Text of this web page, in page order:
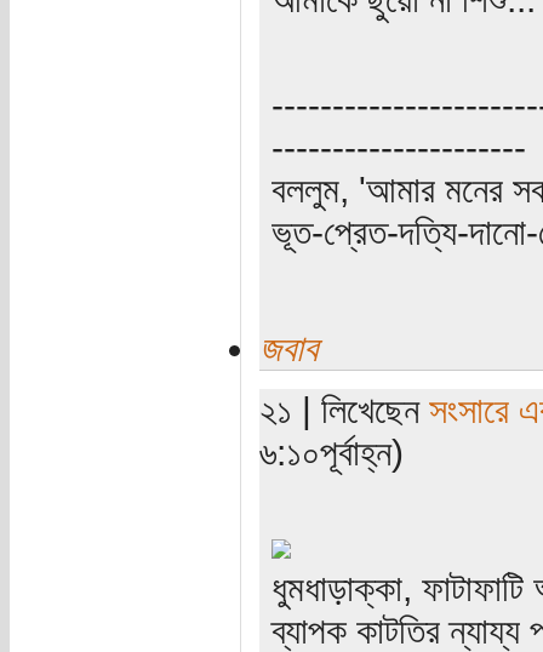
---------------------
বললুম, 'আমার মনের
ভূত-প্রেত-দত্যি-দানো-
জবাব
২১ | লিখেছেন সংসারে
৬:১০পূর্বাহ্ন)
ধুমধাড়াক্কা,
ব্যাপক কাটতির ন্যায্য